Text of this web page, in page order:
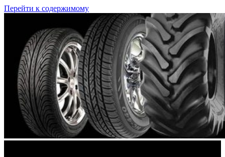
Перейти к содержимому